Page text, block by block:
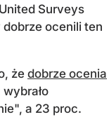
Surveys
dobrze ocenili ten
że dobrze ocenia
a 23 proc.